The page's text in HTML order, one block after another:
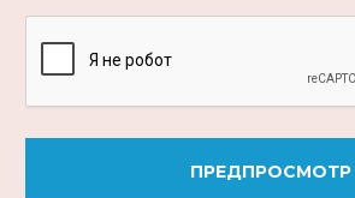
ПРЕДПРОСМОТР